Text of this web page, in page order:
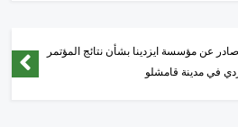
في "العمشات" يعتدي على مدني بريف
المحتلة